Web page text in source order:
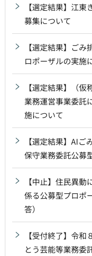
【選定結果】江
募集について
【選定結果】ご
ロポーザルの実施
【選定結果】（
業務運営事業委託
施について
【選定結果】AI
保守業務委託公募
【中止】住民異
係る公募型プロポ
答）
【受付終了】令
とう芸能等業務委